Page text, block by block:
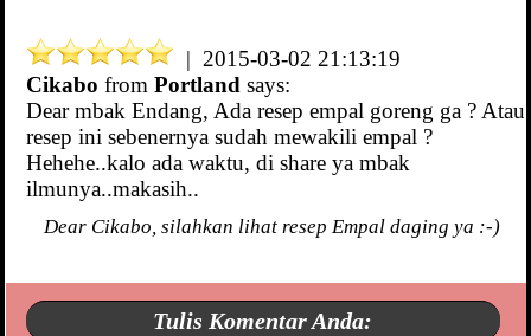
| 2015-03-02 21:13:19
Cikabo from Portland says:
Dear mbak Endang, Ada resep empal goreng ga ? Atau
resep ini sebenernya sudah mewakili empal ?
Hehehe..kalo ada waktu, di share ya mbak
ilmunya..makasih..
Dear Cikabo, silahkan lihat resep Empal daging ya :-)
Tulis Komentar Anda: